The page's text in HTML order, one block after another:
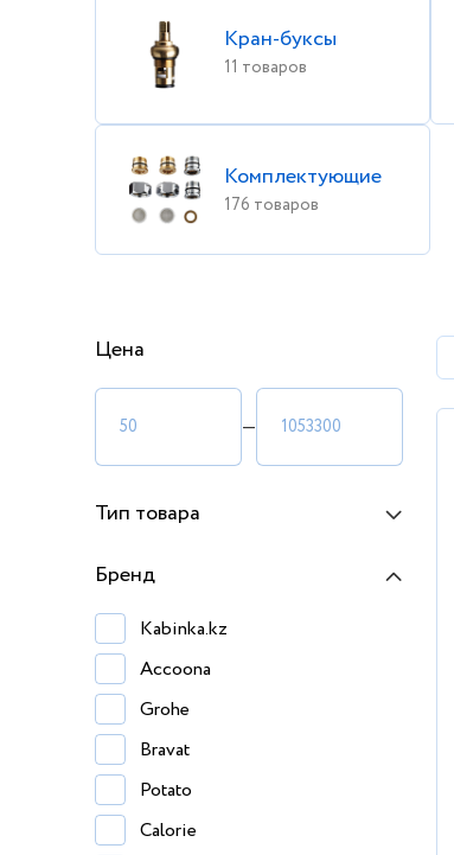
Кран-буксы
11 товаров
Комплектующие
176 товаров
Цена
—
Тип товара
Бренд
Kabinka.kz
Accoona
Grohe
Bravat
Potato
Calorie